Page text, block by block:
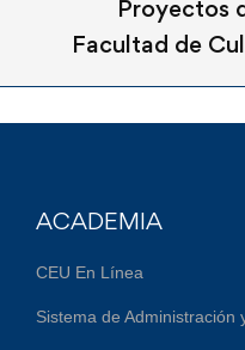
Proyectos
Facultad de
ACADEMIA
CEU En Línea
Sistema de Administración